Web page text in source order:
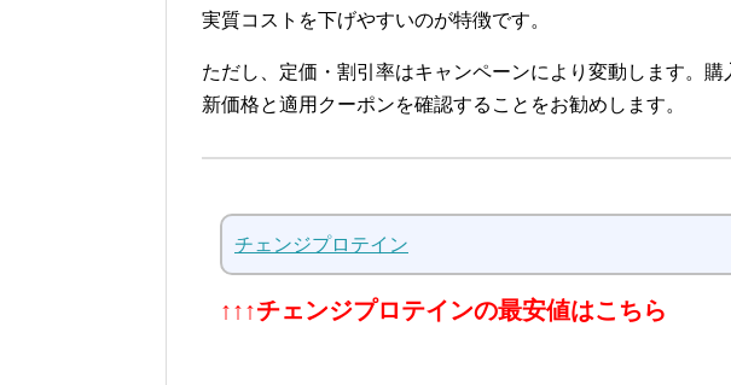
実質コストを下げやすいのが特徴です。
ただし、定価・割引率はキャンペーンにより変動します。
新価格と適用クーポンを確認することをお勧めします。
チェンジプロテイン
↑↑↑チェンジプロテインの最安値はこちら